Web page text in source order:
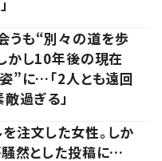
うも“別々の道を歩
かし10年後の現在
”に…「2人とも遠回
敵過ぎる」
注文した女性。しか
騒然とした投稿に…